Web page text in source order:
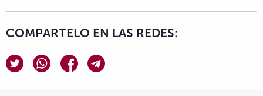
COMPARTELO EN LAS REDES: